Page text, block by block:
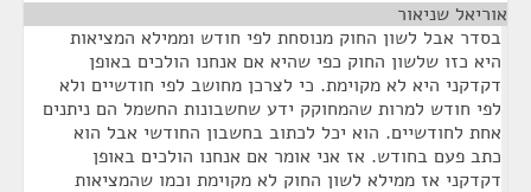
אוריאל שניאור
בסדר אבל לשון החוק מנוסחת לפי חודש וממילא המציאות
היא כזו שלשון החוק כפי שהיא אם אנחנו הולכים באופן
דקדקני היא לא מקוימת. כי לצרכן מחושב לפי חודשיים ולא
לפי חודש למרות שהמחוקק ידע שחשבונות החשמל הם ניתנים
אחת לחודשיים. הוא יכל לכתוב בחשבון החודשי אבל הוא
כתב פעם בחודש. אז אני אומר אם אנחנו הולכים באופן
דקדקני אז ממילא לשון החוק לא מקוימת וכמו שהמציאות